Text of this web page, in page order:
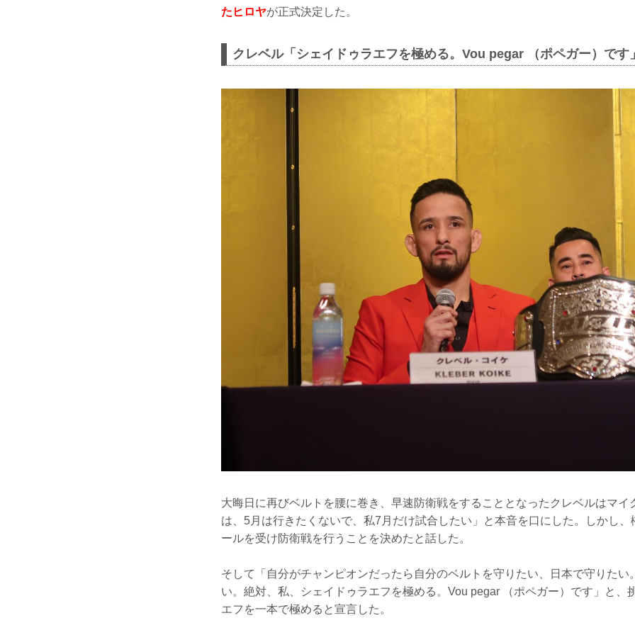
たヒロヤが正式決定した。
クレベル「シェイドゥラエフを極める。Vou pegar （ポペガー）です
大晦日に再びベルトを腰に巻き、早速防衛戦をすることとなったクレベルはマイ
は、5月は行きたくないで、私7月だけ試合したい」と本音を口にした。しかし
ールを受け防衛戦を行うことを決めたと話した。
そして「自分がチャンピオンだったら自分のベルトを守りたい、日本で守りたい
い。絶対、私、シェイドゥラエフを極める。Vou pegar （ポペガー）です」と、
エフを一本で極めると宣言した。